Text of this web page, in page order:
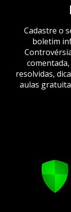
Cadastre o
boletim
resolvidas,
aulas